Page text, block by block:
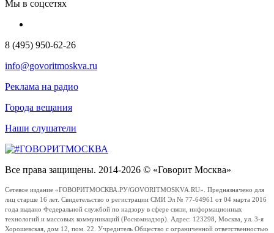
Мы в соцсетях
8 (495) 950-62-26
info@govoritmoskva.ru
Реклама на радио
Города вещания
Наши слушатели
Все права защищены. 2014-2026 © «Говорит Москва»
Сетевое издание «ГОВОРИТМОСКВА.РУ/GOVORITMOSKVA.RU». Предназначено для
лиц старше 16 лет. Свидетельство о регистрации СМИ Эл № 77-64961 от 04 марта 2016
года выдано Федеральной службой по надзору в сфере связи, информационных
технологий и массовых коммуникаций (Роскомнадзор). Адрес: 123298, Москва, ул. 3-я
Хорошевская, дом 12, пом. 22. Учредитель Общество с ограниченной ответственностью